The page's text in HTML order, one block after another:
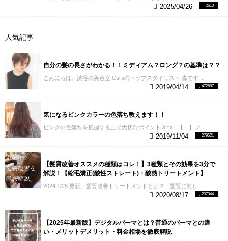
2610
2025/04/26
人気記事
自分の髪の長さがわかる！！ミディアム？ロング？の基準は？？
こんにちは。渋谷の美容室 Curaのトップスタイリスト 森です...
472687
2019/04/14
気になるピンクカラーの色落ち教えます！！
ピンクの色落ちを把握する上で大切なポイント３つ！【１】ブ...
279521
2019/11/04
【髪質改善オススメの種類はコレ！】3種類とその効果を3分で
解説！【縮毛矯正(酸性ストレート)・酸熱トリートメント】
2024 1/25 更新。髪質改善トリートメントとは？・髪質に対し...
237044
2020/08/17
【2025年最新版】デジタルパーマとは？普通のパーマとの違
い・メリットデメリット・料金相場を徹底解説